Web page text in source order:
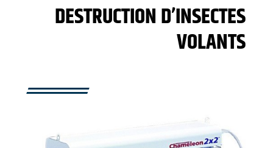
DESTRUCTION D’INSECTES
VOLANTS